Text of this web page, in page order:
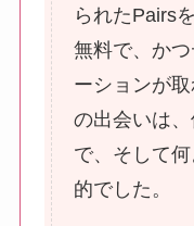
られたPairs
無料で、か
ーションが
の出会いは
で、そして
的でした。